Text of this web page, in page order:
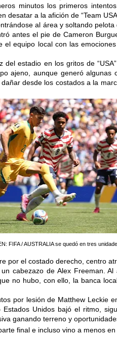
minutos los primeros
desatar a la afición de “Team
al área y soltando
antes el pie de Cameron
equipo local con las
estadio en los gritos de
ajeno, aunque generó algunas
desde los costados a la
FIFA / AUSTRALIA se quedó en tres
por el costado derecho, centro
cabezazo de Alex Freeman.
no hubo, con ello, la banca
por lesión de Matthew Leckie
Estados Unidos bajó el ritmo,
ganando terreno y
final e incluso vino a menos